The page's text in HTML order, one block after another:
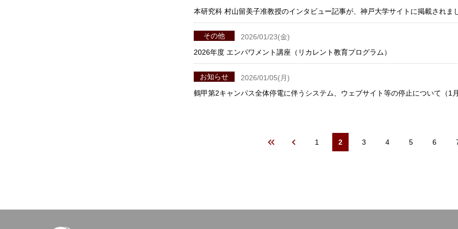
本研究科 村山留美子准教授のインタビュー記事が、神戸大学サイトに掲載されま
2026/01/23(金)
その他
2026年度 エンパワメント講座（リカレント教育プログラム）
2026/01/05(月)
お知らせ
鶴甲第2キャンパス全体停電に伴うシステム、ウェブサイト等の停止について（1月
Page
1
カ
2 Page
3 Page
4 Page
5 Page
6